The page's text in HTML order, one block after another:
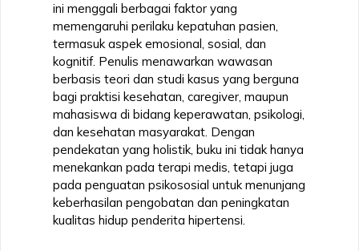
ini menggali berbagai faktor yang
memengaruhi perilaku kepatuhan pasien,
termasuk aspek emosional, sosial, dan
kognitif. Penulis menawarkan wawasan
berbasis teori dan studi kasus yang berguna
bagi praktisi kesehatan, caregiver, maupun
mahasiswa di bidang keperawatan, psikologi,
dan kesehatan masyarakat. Dengan
pendekatan yang holistik, buku ini tidak hanya
menekankan pada terapi medis, tetapi juga
pada penguatan psikososial untuk menunjang
keberhasilan pengobatan dan peningkatan
kualitas hidup penderita hipertensi.